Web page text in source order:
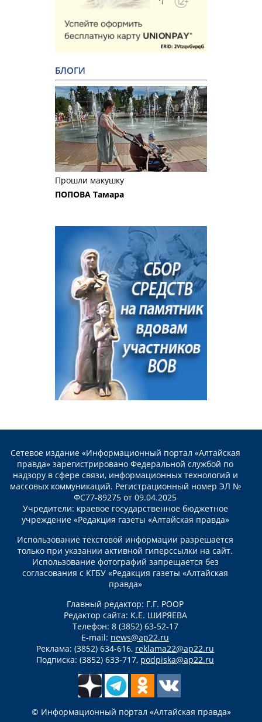
БЛОГИ
Прошли макушку
ПОПОВА Тамара
Сетевое издание «Информационный портал «Алтайская
правда» зарегистрировано Федеральной службой по
надзору в сфере связи, информационных технологий и
массовых коммуникаций. Регистрационный номер ЭЛ №
ФС77-89275 от 09.04.2025
Учредители: краевое государственное бюджетное
учреждение «Редакция газеты «Алтайская правда»
Использование текстовой информации разрешается
только при указании активной гиперссылки на сайт.
Использование фотографий запрещается без
согласования с КГБУ «Редакция газеты «Алтайская
правда»
Главный редактор: Г.Г. РООР
Редактор сайта: К.Е. ШИРЯЕВА
Телефон: 8 (3852) 63-52-17
E-mail: news@ap22.ru
Реклама: (3852) 634-616, reklama22@ap22.ru
Подписка: (3852) 633-717, podpiska@ap22.ru
© Информационный портал «Алтайская правда»